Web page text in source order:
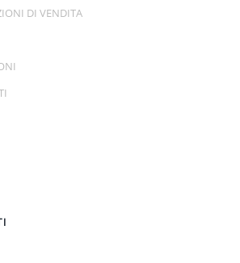
DI VENDITA